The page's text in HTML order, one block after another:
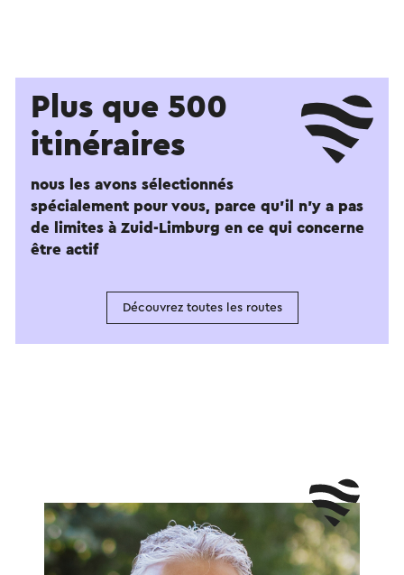
Plus que 500
itinéraires
nous les avons sélectionnés
spécialement pour vous, parce qu'il n'y a pas
de limites à Zuid-Limburg en ce qui concerne
être actif
Découvrez toutes les routes